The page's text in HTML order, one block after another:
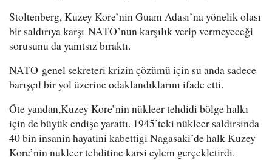
Stoltenberg, Kuzey Kore’nin Guam Adası’na yönelik olası
bir saldırıya karşı NATO’nun karşılık verip vermeyeceği
sorusunu da yanıtsız bıraktı.
NATO genel sekreteri krizin çözümü için su anda sadece
barışçıl bir yol üzerine odaklandıklarını ifade etti.
Öte yandan,Kuzey Kore’nin nükleer tehdidi bölge halkı
için de büyük endişe yarattı. 1945’teki nükleer saldirsinda
40 bin insanin hayatini kabettigi Nagasaki’de halk Kuzey
Kore’nin nukleer tehditine karsi eylem gerçekletirdi.